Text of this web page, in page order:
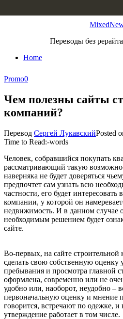
Переводы без
Home
Promo0
Чем полезны сайты
компаний?
Перевод Сергей ЛукавскийPosted
Time to Read:-words
Человек, собравшийся покупать
рассматривающий такую
наверняка не будет доверяться
предпочтет сам узнать всю
частности, его будет интересовать
компании, у которой он
недвижимость. И в данном случае
необходимым решением будет
сайте.
Во-первых, на сайте
сделать свою собственную
пребывания и просмотра главной
оформлена, современно или не
удобно или, наоборот, неудобно –
первоначальную оценку и мнение
говорится, встречают по одежке, и
утверждение работает в том числе.